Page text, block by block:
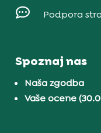
 Podpora
Spoznaj nas
Naša zgodba
Vaše ocene